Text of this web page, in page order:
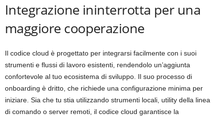
Integrazione ininterrotta per una
maggiore cooperazione
Il codice cloud è progettato per integrarsi facilmente con i suoi
strumenti e flussi di lavoro esistenti, rendendolo un’aggiunta
confortevole al tuo ecosistema di sviluppo. Il suo processo di
onboarding è dritto, che richiede una configurazione minima per
iniziare. Sia che tu stia utilizzando strumenti locali, utility della linea
di comando o server remoti, il codice cloud garantisce la